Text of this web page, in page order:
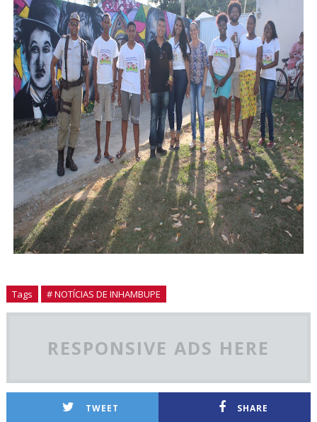
Tags # NOTÍCIAS DE INHAMBUPE
RESPONSIVE ADS HERE
TWEET SHARE